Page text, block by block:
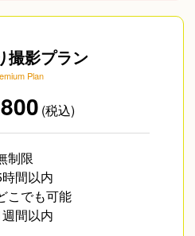
撮影プラン
Plan
(税込)
制限
間以内
こでも可能
間以内